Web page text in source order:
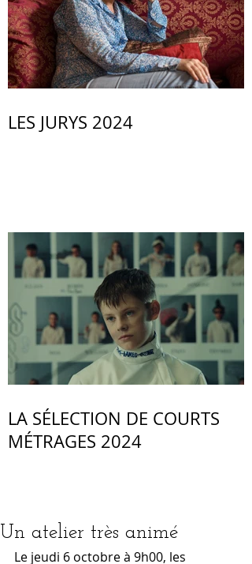
LES JURYS 2024
LA SÉLECTION DE COURTS
MÉTRAGES 2024
Un atelier très animé
Le jeudi 6 octobre à 9h00, les